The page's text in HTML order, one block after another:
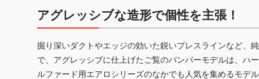
アグレッシブな造形で個性を主張！
掘り深いダクトやエッジの効いた鋭いプレスラインなど、
で、アグレッシブに仕上げたご覧のバンパーモデルは、ハ
ルファード用エアロシリーズのなかでも人気を集めるモデル